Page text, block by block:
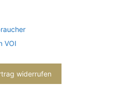
VOI
widerrufen